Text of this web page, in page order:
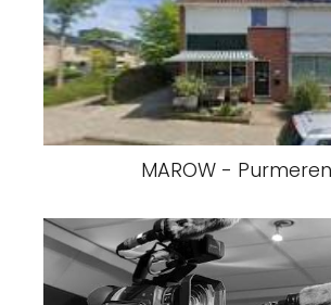
MAROW -